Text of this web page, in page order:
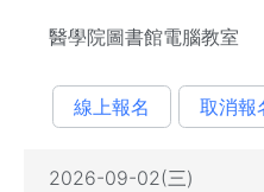
醫學院圖書館電腦教室
線上報名 取消報
2026-09-02(三)